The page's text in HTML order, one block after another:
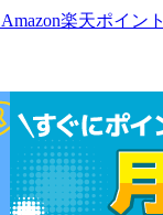
Amazon楽天ポイント